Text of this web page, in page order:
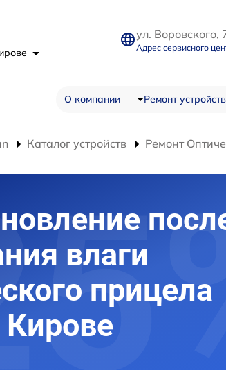
ул. Воровского,
Адрес сервисного
О компании Ремонт устройств
Каталог устройств Ремонт
влаги
прицела
Кирове